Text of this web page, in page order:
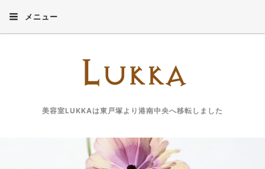
メニュー
美容室LUKKAは東戸塚より港南中央へ移転しました